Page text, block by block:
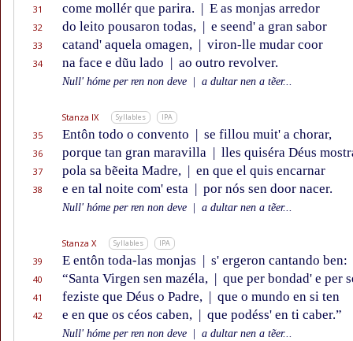
31 come mollér que parira. | E as monjas arredor
32 do leito pousaron todas, | e seend' a gran sabor
33 catand' aquela omagen, | viron-lle mudar coor
34 na face e dũu lado | ao outro revolver.
Null' hóme per ren non deve a dultar nen a tẽer...
Stanza IX Syllables IPA
35 Entôn todo o convento | se fillou muit' a chorar,
36 porque tan gran maravilla | lles quiséra Déus
37 pola sa bẽeita Madre, | en que el quis encarnar
38 e en tal noite com' esta | por nós sen door nacer.
Null' hóme per ren non deve a dultar nen a tẽer...
Stanza X Syllables IPA
39 E entôn toda-las monjas | s' ergeron cantando ben:
40 “Santa Virgen sen mazéla, | que per bondad' e per
41 feziste que Déus o Padre, | que o mundo en si ten
42 e en que os céos caben, | que podéss' en ti caber.”
Null' hóme per ren non deve a dultar nen a tẽer...